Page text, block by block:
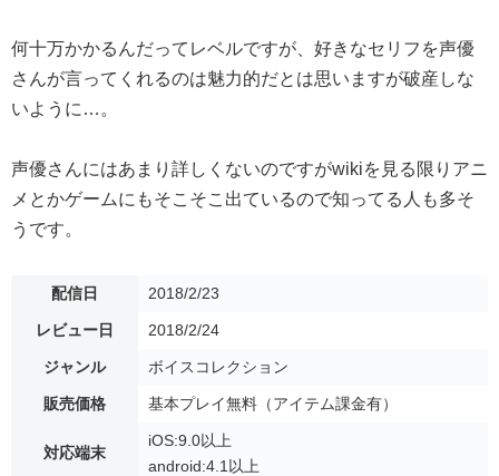
何十万かかるんだってレベルですが、好きなセリフを声優
さんが言ってくれるのは魅力的だとは思いますが破産しな
いように…。
声優さんにはあまり詳しくないのですがwikiを見る限りアニ
メとかゲームにもそこそこ出ているので知ってる人も多そ
うです。
配信日 2018/2/23
レビュー日 2018/2/24
ジャンル ボイスコレクション
販売価格 基本プレイ無料（アイテム課金有）
対応端末
iOS:9.0以上
android:4.1以上